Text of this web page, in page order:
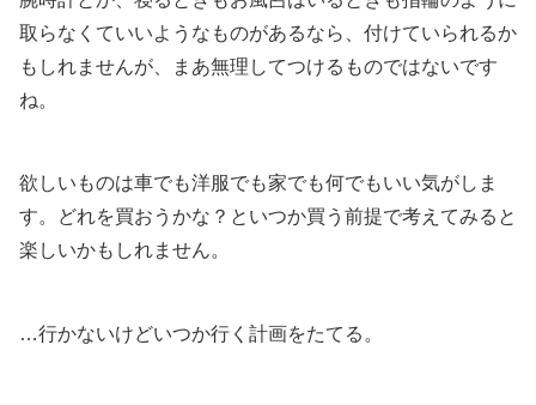
取らなくていいようなものがあるなら、付けていられるか
もしれませんが、まあ無理してつけるものではないです
ね。
欲しいものは車でも洋服でも家でも何でもいい気がしま
す。どれを買おうかな？といつか買う前提で考えてみると
楽しいかもしれません。
…行かないけどいつか行く計画をたてる。